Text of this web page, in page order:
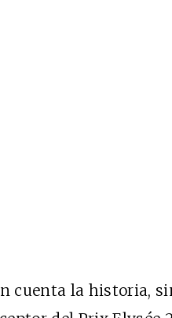
cuenta la historia,